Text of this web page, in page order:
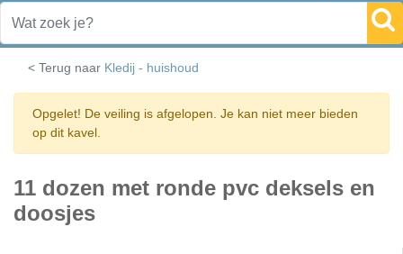
< Terug naar Kledij - huishoud
Opgelet! De veiling is afgelopen. Je kan niet meer bieden
op dit kavel.
11 dozen met ronde pvc deksels en
doosjes